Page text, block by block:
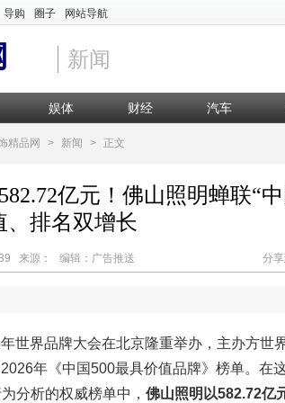
导购 圈子 网站导航
新闻
娱体 财经 汽车
精品网 > 新闻 > 正文
亿元！佛山照明蝉联“
、排名双增长
分享
来源： 编辑：广告推送
世界品牌大会在北京隆重举办，主办方世
年《中国500最具价值品牌》榜单。在
分析的权威榜单中， 佛山照明以582.72亿